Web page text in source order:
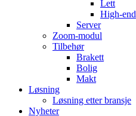
Lett
High-end
Server
Zoom-modul
Tilbehør
Brakett
Bolig
Makt
Løsning
Løsning etter bransje
Nyheter